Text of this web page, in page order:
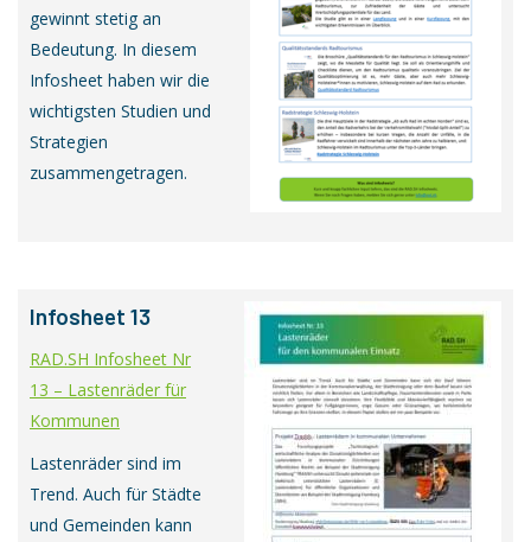
gewinnt stetig an
Bedeutung. In diesem
Infosheet haben wir die
wichtigsten Studien und
Strategien
zusammengetragen.
Infosheet 13
RAD.SH Infosheet Nr
13 – Lastenräder für
Kommunen
Lastenräder sind im
Trend. Auch für Städte
und Gemeinden kann